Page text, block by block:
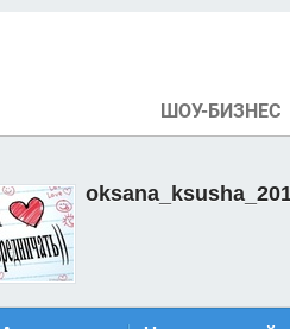
ШОУ-БИЗНЕС